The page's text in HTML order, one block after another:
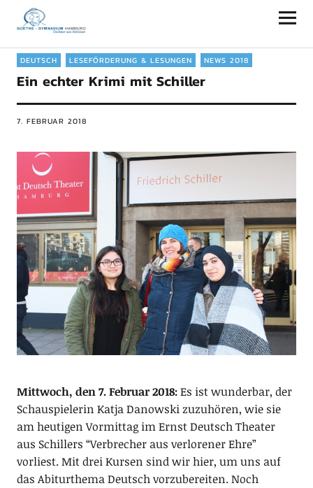
Goethe-Gymnasium Hamburg
DEUTSCH LESEFÖRDERUNG & LESUNGEN NEWS 2018
Ein echter Krimi mit Schiller
7. FEBRUAR 2018
Mittwoch, den 7. Februar 2018:Es ist wunderbar, der
Schauspielerin Katja Danowski zuzuhören, wie sie
am heutigen Vormittag im Ernst Deutsch Theater
aus Schillers “Verbrecher aus verlorener Ehre”
vorliest. Mit drei Kursen sind wir hier, um uns auf
das Abiturthema Deutsch vorzubereiten. Noch